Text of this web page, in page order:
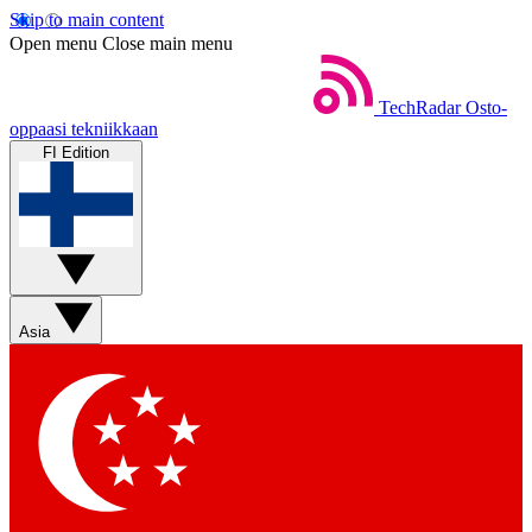
Skip to main content
Open menu Close main menu
TechRadar Osto-
oppaasi tekniikkaan
FI Edition
Asia